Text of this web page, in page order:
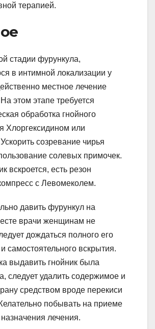
терапией.
стадии фурункула,
в интимной локализации у
местное лечение
этом этапе требуется
обработка гнойного
Хлоргексидином или
созревание чирья
солевых примочек.
вскроется, есть резон
с Левомеколем.
давить фурункул на
врачи женщинам не
дождаться полного его
самостоятельного вскрытия.
выдавить гнойник была
следует удалить содержимое и
средством вроде перекиси
побывать на приеме
лечения.